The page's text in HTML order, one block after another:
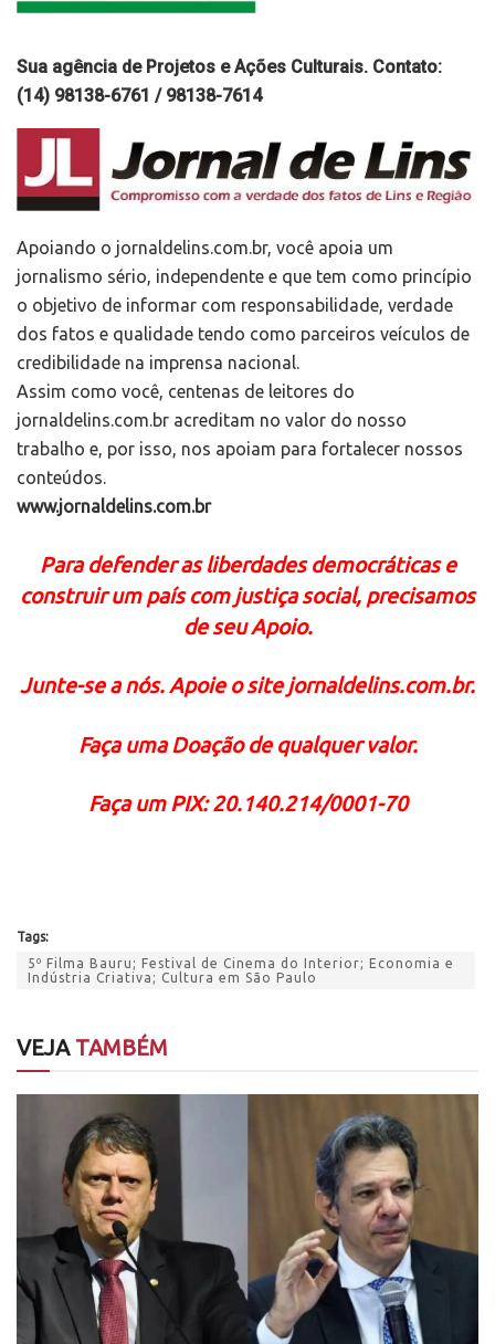
Sua agência de Projetos e Ações Culturais. Contato:
(14) 98138-6761 / 98138-7614
Apoiando o jornaldelins.com.br, você apoia um
jornalismo sério, independente e que tem como princípio
o objetivo de informar com responsabilidade, verdade
dos fatos e qualidade tendo como parceiros veículos de
credibilidade na imprensa nacional.
Assim como você, centenas de leitores do
jornaldelins.com.br acreditam no valor do nosso
trabalho e, por isso, nos apoiam para fortalecer nossos
conteúdos.
www.jornaldelins.com.br
Para defender as liberdades democráticas e
construir um país com justiça social, precisamos
de seu Apoio.
Junte-se a nós. Apoie o site jornaldelins.com.br.
Faça uma Doação de qualquer valor.
Faça um PIX: 20.140.214/0001-70
Tags:
5º Filma Bauru; Festival de Cinema do Interior; Economia e
Indústria Criativa; Cultura em São Paulo
VEJATAMBÉM